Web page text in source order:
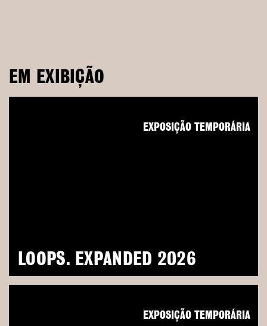
EM EXIBIÇÃO
LOOPS. EXPANDED 2026
EXPOSIÇÃO TEMPORÁRIA
EXPOSIÇÃO TEMPORÁRIA